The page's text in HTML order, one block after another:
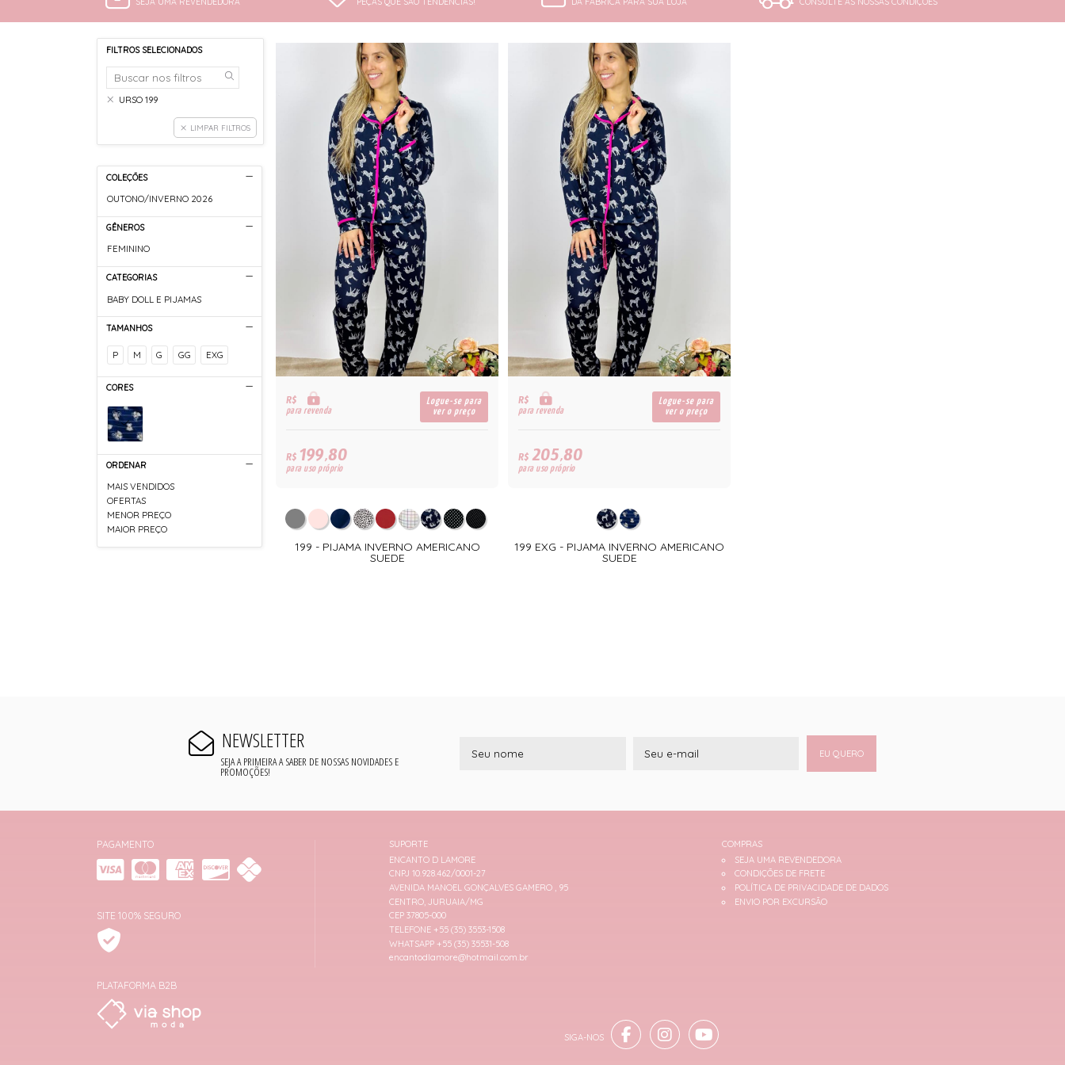
FILTROS SELECIONADOS
URSO 199
LIMPAR FILTROS
COLEÇÕES
OUTONO/INVERNO 2026
GÊNEROS
FEMININO
CATEGORIAS
BABY DOLL E PIJAMAS
TAMANHOS
P M G GG EXG
CORES
ORDENAR
MAIS VENDIDOS
OFERTAS
MENOR PREÇO
MAIOR PREÇO
R$
para revenda
Logue-se para
ver o preço
R$199,80
para uso próprio
199 - PIJAMA INVERNO AMERICANO
SUEDE
R$
para revenda
Logue-se para
ver o preço
R$205,80
para uso próprio
199 EXG - PIJAMA INVERNO AMERICANO
SUEDE
NEWSLETTER
SEJA A PRIMEIRA A SABER DE NOSSAS NOVIDADES E
PROMOÇÕES!
EU QUERO
PAGAMENTO
SITE 100% SEGURO
PLATAFORMA B2B
SUPORTE
ENCANTO D LAMORE
CNPJ 10.928.462/0001-27
AVENIDA MANOEL GONÇALVES GAMERO , 95
CENTRO, JURUAIA/MG
CEP 37805-000
TELEFONE +55 (35) 3553-1508
WHATSAPP +55 (35) 35531-508
encantodlamore@hotmail.com.br
COMPRAS
SEJA UMA REVENDEDORA
CONDIÇÕES DE FRETE
POLÍTICA DE PRIVACIDADE DE DADOS
ENVIO POR EXCURSÃO